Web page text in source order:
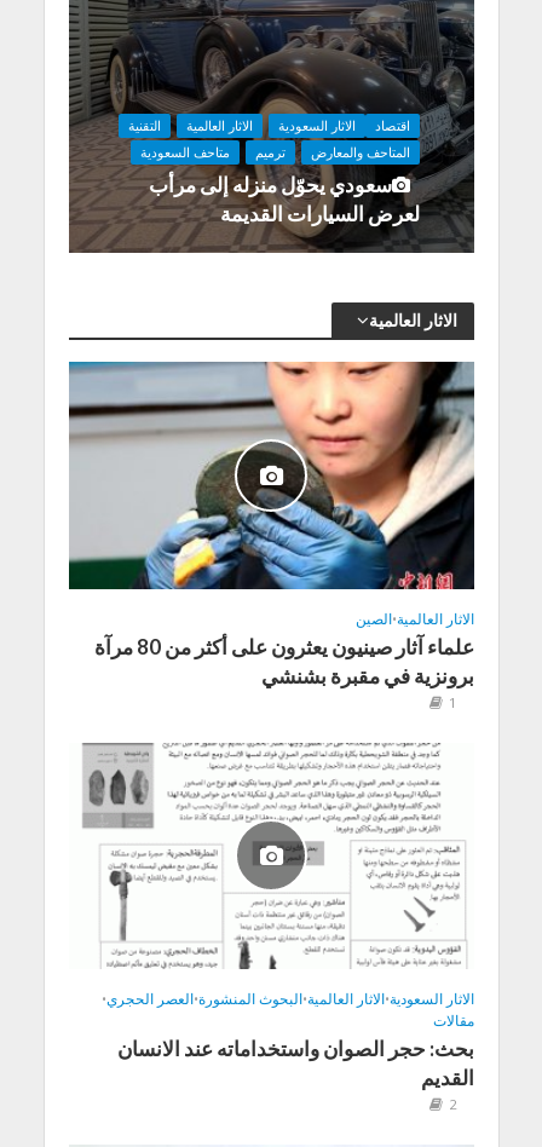
اقتصاد الاثار السعودية الاثار العالمية
التقنية
المتاحف والمعارض
ترميم متاحف السعودية
سعودي يحوّل منزله إلى مرأب
لعرض السيارات القديمة
الاثار العالمية
الاثار العالمية•الصين
علماء آثار صينيون يعثرون على أكثر من 80 مرآة
برونزية في مقبرة بشنشي
1
الاثار السعودية•الاثار العالمية•البحوث المنشورة•العصر الحجري•
مقالات
بحث: حجر الصوان واستخداماته عند الانسان
القديم
2